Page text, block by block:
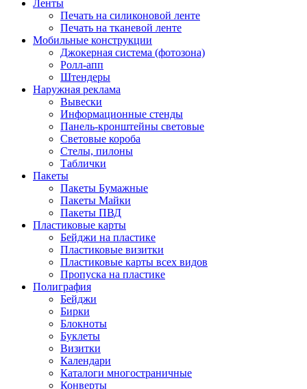
Ленты
Печать на силиконовой ленте
Печать на тканевой ленте
Мобильные конструкции
Джокерная система (фотозона)
Ролл-апп
Штендеры
Наружная реклама
Вывески
Информационные стенды
Панель-кронштейны световые
Световые короба
Стелы, пилоны
Таблички
Пакеты
Пакеты Бумажные
Пакеты Майки
Пакеты ПВД
Пластиковые карты
Бейджи на пластике
Пластиковые визитки
Пластиковые карты всех видов
Пропуска на пластике
Полиграфия
Бейджи
Бирки
Блокноты
Буклеты
Визитки
Календари
Каталоги многостраничные
Конверты